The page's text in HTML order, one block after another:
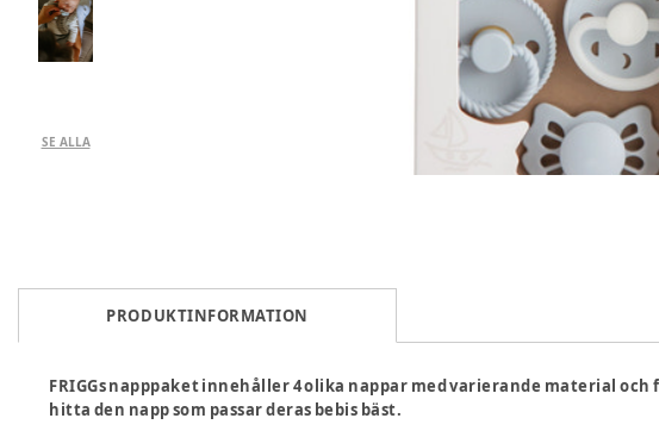
SE ALLA
PRODUKTINFORMATION
FRIGGs napppaket innehåller 4 olika nappar med varierande material
hitta den napp som passar deras bebis bäst.